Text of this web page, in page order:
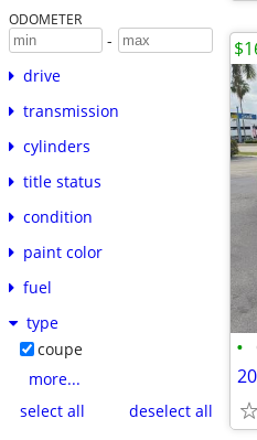
ODOMETER
-
drive
transmission
cylinders
title status
condition
paint color
fuel
type
coupe
more...
select all
deselect all
•